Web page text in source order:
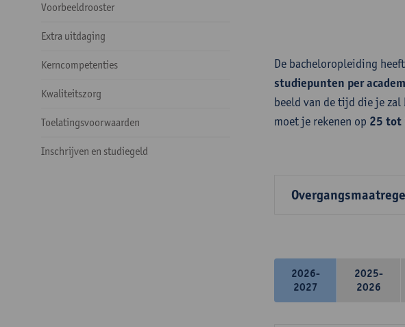
Voorbeeldrooster
Extra uitdaging
Kerncompetenties
Kwaliteitszorg
Toelatingsvoorwaarden
Inschrijven en studiegeld
De bacheloropleiding
studiepunten per
beeld van de tijd die je
moet je rekenen op 25 tot
2026-
2027
2025-
2026